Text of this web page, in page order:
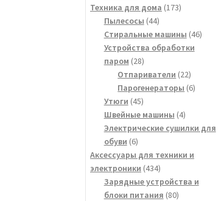
товаров
Техника для дома 173173
Пылесосы 4444
товара
Стиральные машины 4646
Устройства обработки
паром 2828
товаров
Отпариватели 2222
товара
Парогенераторы 66
Утюги 4545
товаров
Швейные машины 44
товара
Электрические сушилки для
обуви 66
товаров
Аксессуары для техники и
электроники 434434
товара
Зарядные устройства и
блоки питания 8080